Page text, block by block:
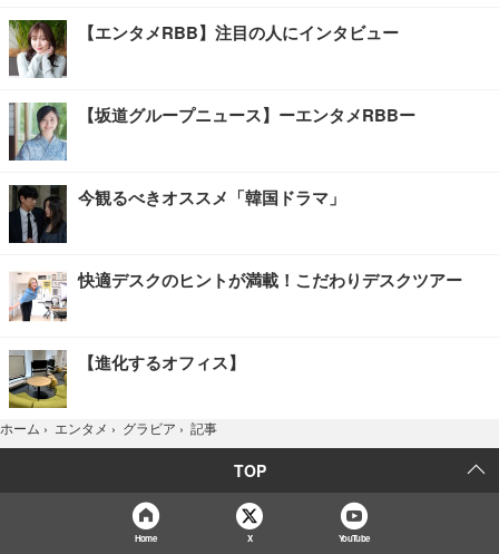
【エンタメRBB】注目の人にインタビュー
【坂道グループニュース】ーエンタメRBBー
今観るべきオススメ「韓国ドラマ」
快適デスクのヒントが満載！こだわりデスクツアー
【進化するオフィス】
ホーム › エンタメ › グラビア › 記事
TOP
Home X YouTube